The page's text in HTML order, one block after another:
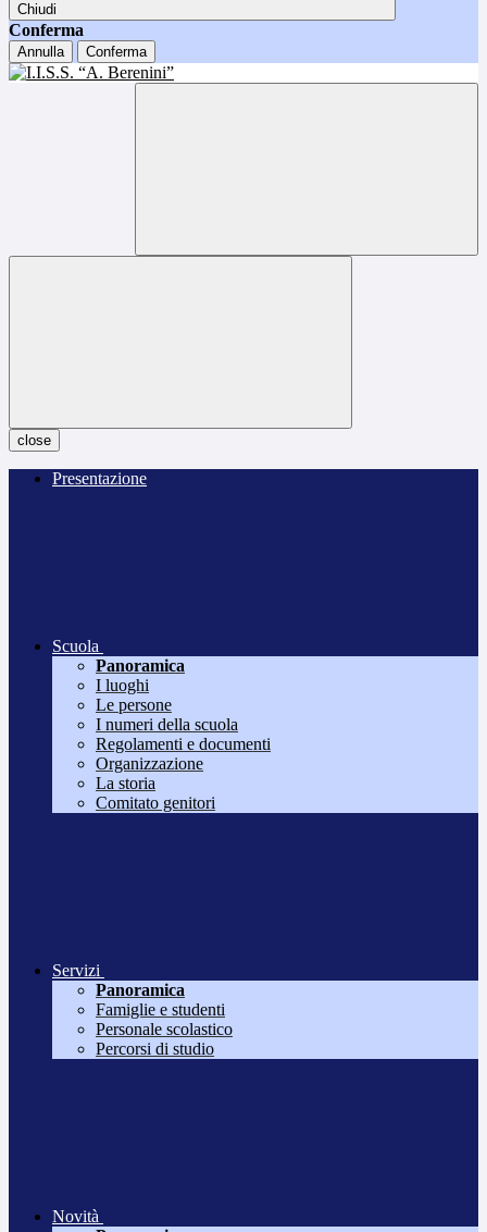
Chiudi
Conferma
Annulla Conferma
close
Presentazione
Scuola
Panoramica
I luoghi
Le persone
I numeri della scuola
Regolamenti e documenti
Organizzazione
La storia
Comitato genitori
Servizi
Panoramica
Famiglie e studenti
Personale scolastico
Percorsi di studio
Novità